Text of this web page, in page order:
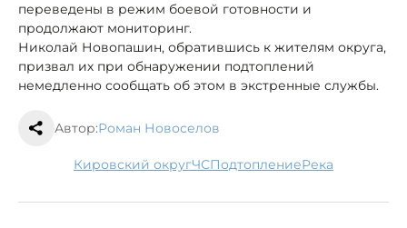
переведены в режим боевой готовности и
продолжают мониторинг.
Николай Новопашин, обратившись к жителям округа,
призвал их при обнаружении подтоплений
немедленно сообщать об этом в экстренные службы.
Автор:Роман Новоселов
Кировский округ ЧС подтопление река